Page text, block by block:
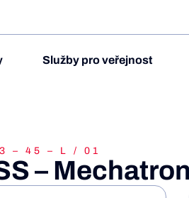
Služby pro veřejnost
– 45 – L / 01
–